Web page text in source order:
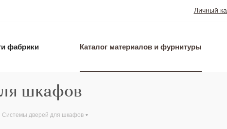
Личный
фабрики Каталог материалов и фурнитуры
шкафов
Системы дверей для шкафов